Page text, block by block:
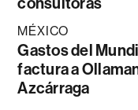
MÉXICO
Gastos del
factura a
Azcárraga